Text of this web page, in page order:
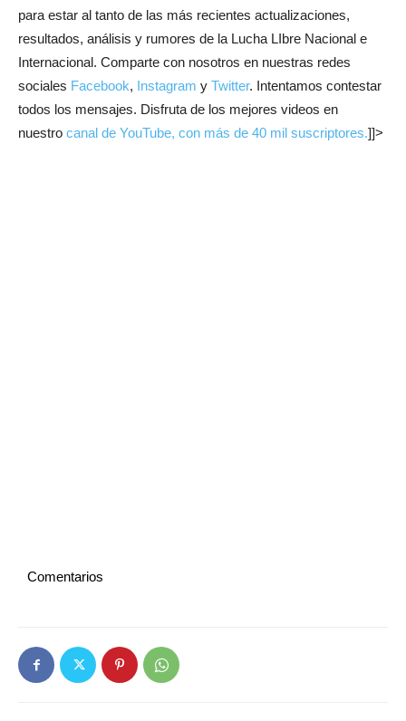
para estar al tanto de las más recientes actualizaciones,
resultados, análisis y rumores de la Lucha LIbre Nacional e
Internacional. Comparte con nosotros en nuestras redes
sociales Facebook, Instagram y Twitter. Intentamos contestar
todos los mensajes. Disfruta de los mejores videos en
nuestro canal de YouTube, con más de 40 mil suscriptores.]]>
Comentarios